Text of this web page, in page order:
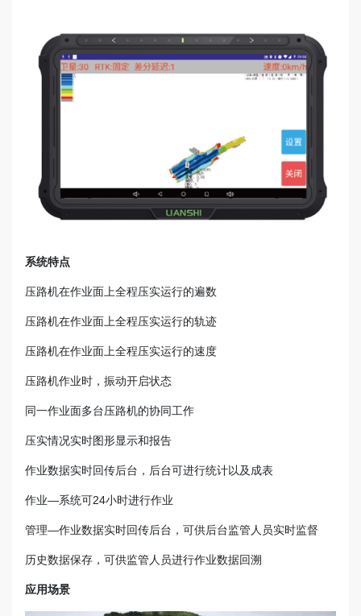
系统特点
压路机在作业面上全程压实运行的遍数
压路机在作业面上全程压实运行的轨迹
压路机在作业面上全程压实运行的速度
压路机作业时，振动开启状态
同一作业面多台压路机的协同工作
压实情况实时图形显示和报告
作业数据实时回传后台，后台可进行统计以及成表
作业—系统可24小时进行作业
管理—作业数据实时回传后台，可供后台监管人员实时监督
历史数据保存，可供监管人员进行作业数据回溯
应用场景